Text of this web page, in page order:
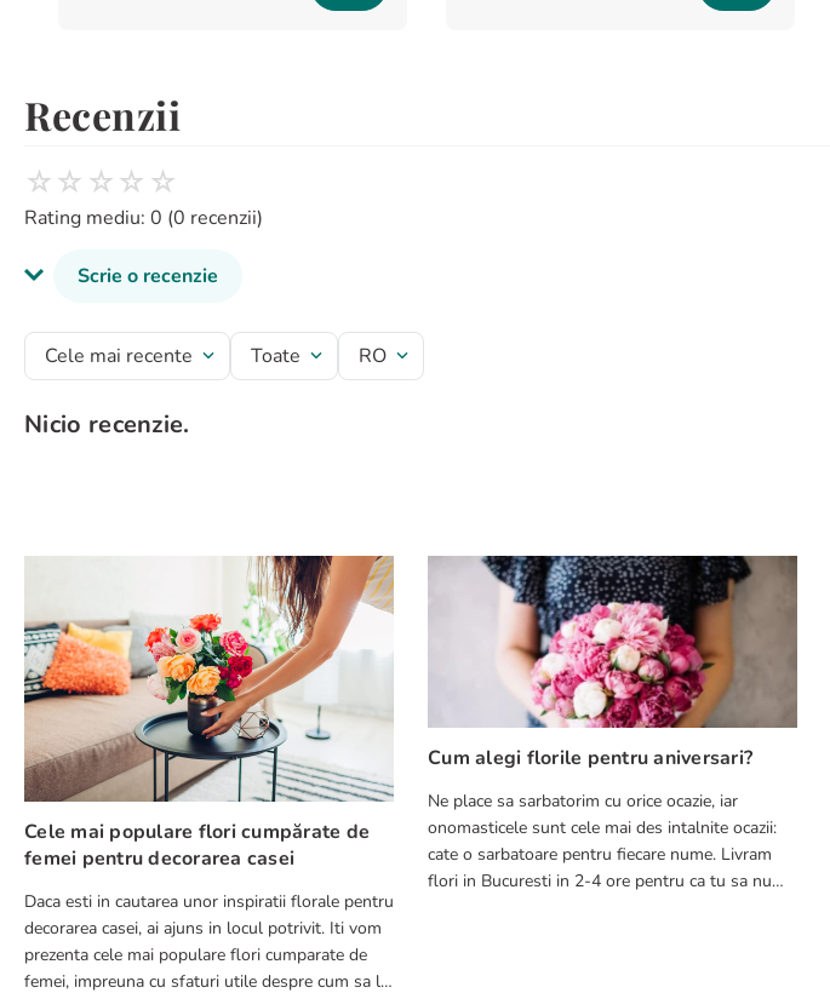
Recenzii
☆☆ ☆☆ ☆
Rating mediu: 0 (0 recenzii)
Scrie o recenzie
Titlu recenzie
Evaluează produsul cu un rating între 1 și 5 stele
Adresă de e-mail
Scrie o recenzie
TRIMITE RECENZIE
Cele mai recente Toate RO
Nicio recenzie.
Cele mai populare flori cumpărate de
femei pentru decorarea casei
Daca esti in cautarea unor inspiratii florale pentru
decorarea casei, ai ajuns in locul potrivit. Iti vom
prezenta cele mai populare flori cumparate de
femei, impreuna cu sfaturi utile despre cum sa le
Cum alegi florile pentru aniversari?
Ne place sa sarbatorim cu orice ocazie, iar
onomasticele sunt cele mai des intalnite ocazii:
cate o sarbatoare pentru fiecare nume. Livram
flori in Bucuresti in 2-4 ore pentru ca tu sa nu